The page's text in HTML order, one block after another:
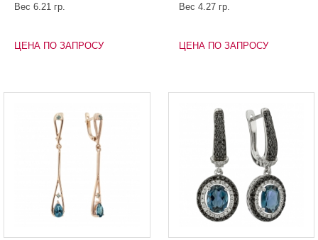
Вес 6.21 гр.
ЦЕНА ПО ЗАПРОСУ
Вес 4.27 гр.
ЦЕНА ПО ЗАПРОСУ